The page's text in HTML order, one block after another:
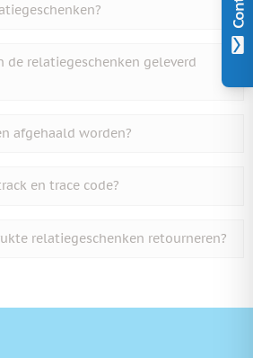
de relatiegeschenken geleverd
afgehaald worden?
en trace code?
relatiegeschenken retourneren?